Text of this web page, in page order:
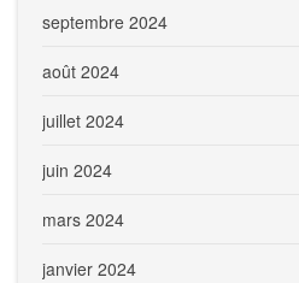
septembre 2024
août 2024
juillet 2024
juin 2024
mars 2024
janvier 2024